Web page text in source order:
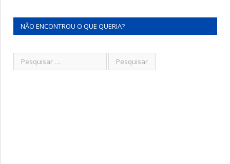
NÃO ENCONTROU O QUE QUERIA?